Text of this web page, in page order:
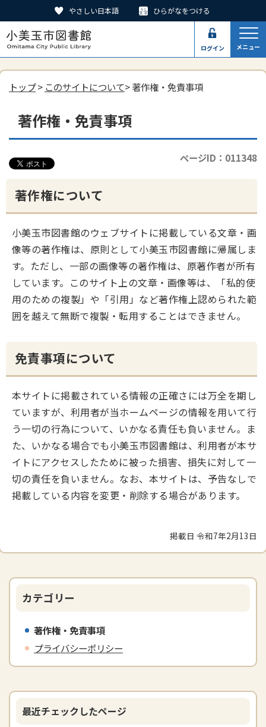
やさしい日本語 ひらがなをつける
ログイン メニュー
トップ> このサイトについて> 著作権・免責事項
著作権・免責事項
ページID：011348
著作権について
小美玉市図書館のウェブサイトに掲載している文章・画
像等の著作権は、原則として小美玉市図書館に帰属しま
す。ただし、一部の画像等の著作権は、原著作者が所有
しています。このサイト上の文章・画像等は、「私的使
用のための複製」や「引用」など著作権上認められた範
囲を越えて無断で複製・転用することはできません。
免責事項について
本サイトに掲載されている情報の正確さには万全を期し
ていますが、利用者が当ホームページの情報を用いて行
う一切の行為について、いかなる責任も負いません。ま
た、いかなる場合でも小美玉市図書館は、利用者が本サ
イトにアクセスしたために被った損害、損失に対して一
切の責任を負いません。なお、本サイトは、予告なしで
掲載している内容を変更・削除する場合があります。
掲載日 令和7年2月13日
カテゴリー
著作権・免責事項
プライバシーポリシー
最近チェックしたページ